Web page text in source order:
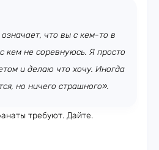
что вы с кем-то в
кем не соревнуюсь. Я просто
и делаю что хочу. Иногда
но ничего страшного».
требуют. Дайте.